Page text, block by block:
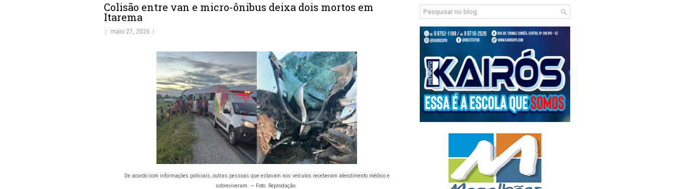
Colisão entre van e micro-ônibus deixa dois mortos em
Itarema
maio 27, 2026
De acordo com informações policiais, outras pessoas que estavam nos veículos receberam atendimento médico e
sobreviveram. — Foto: Reprodução